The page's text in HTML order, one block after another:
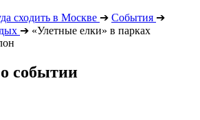
сходить в Москве ➔ События ➔
➔ «Улетные елки» в парках
событии